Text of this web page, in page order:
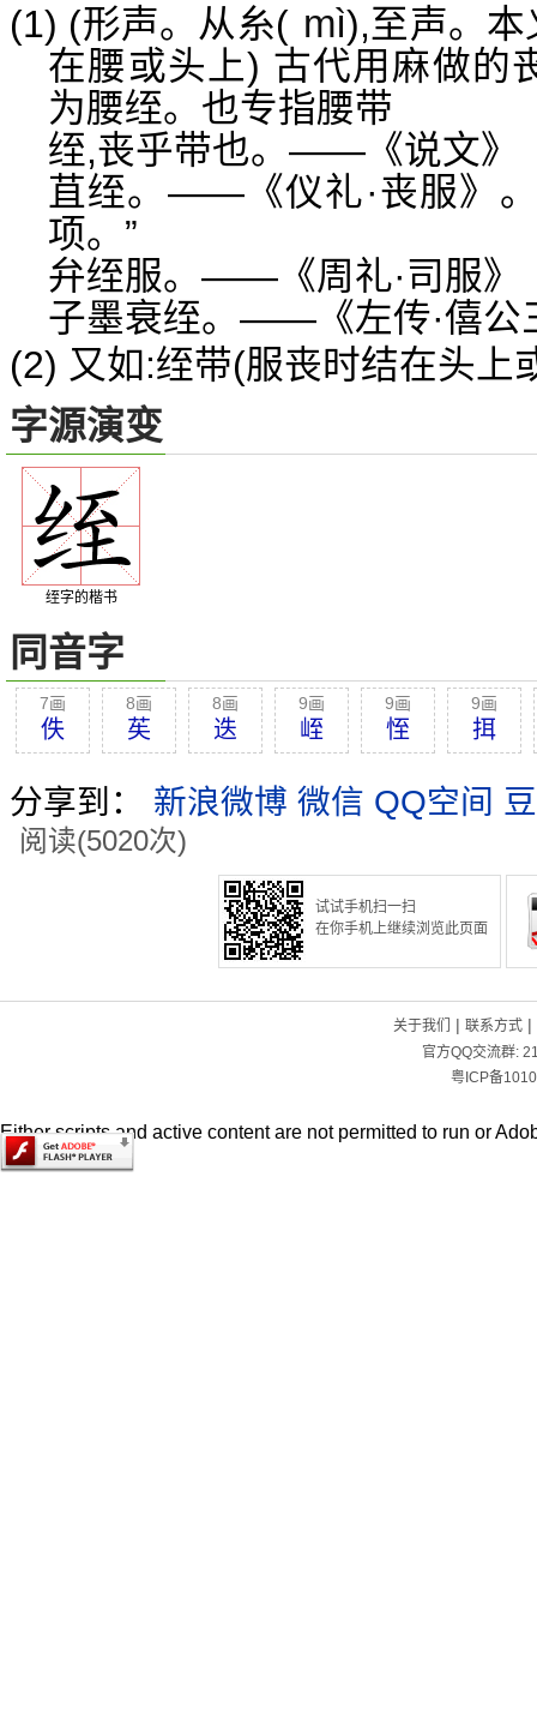
(1) (形声。从糸( mì),至声。本
在腰或头上) 古代用麻做的
为腰绖。也专指腰带
绖,丧乎带也。——《说文》
苴绖。——《仪礼·丧服》
项。”
弁绖服。——《周礼·司服》
子墨衰绖。——《左传·僖公
(2) 又如:绖带(服丧时结在头上
字源演变
绖字的楷书
同音字
7画
佚
8画
苵
8画
迭
9画
峌
9画
恎
9画
挕
分享到： 新浪微博 微信 QQ空间
阅读(5020次)
试试手机扫一扫
在你手机上继续浏览此页面
关于我们 | 联系方式|
官方QQ交流群:
粤ICP备
Either scripts and active content are not permitted to run or